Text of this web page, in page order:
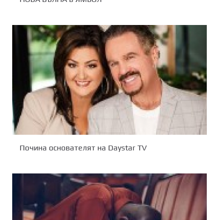
Почина основателят на Daystar TV